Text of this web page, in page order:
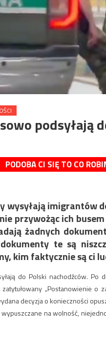
podsyłają
PODOBA CI SIĘ TO CO
wysyłają imigrantów
przywożąc ich
żadnych
te są
kim faktycznie są ci
do Polski nachodźców. Po
zatytułowany „Postanowienie
decyzja o konieczności
na wolność,